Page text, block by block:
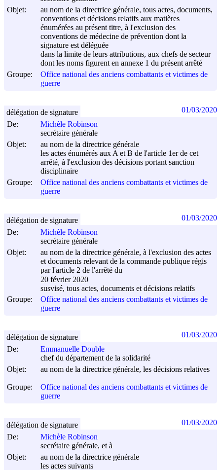
Objet:
au nom de la directrice générale, tous actes, documents,
conventions et décisions relatifs aux matières
énumérées au présent titre, à l'exclusion des
conventions de médecine de prévention dont la
signature est déléguée
dans la limite de leurs attributions, aux chefs de secteur
dont les noms figurent en annexe 1 du présent arrêté
Groupe:
Office national des anciens combattants et victimes de
guerre
De:
Michèle Robinson
secrétaire générale
Objet:
au nom de la directrice générale
les actes énumérés aux A et B de l'article 1er de cet
arrêté, à l'exclusion des décisions portant sanction
disciplinaire
Groupe:
Office national des anciens combattants et victimes de
guerre
délégation de signature 01/03/2020
De:
Michèle Robinson
secrétaire générale
Objet:
au nom de la directrice générale, à l'exclusion des actes
et documents relevant de la commande publique régis
par l'article 2 de l'arrêté du
20 février 2020
susvisé, tous actes, documents et décisions relatifs
Groupe:
Office national des anciens combattants et victimes de
guerre
délégation de signature 01/03/2020
De:
Emmanuelle Double
chef du département de la solidarité
Objet:
au nom de la directrice générale, les décisions relatives
Groupe:
Office national des anciens combattants et victimes de
guerre
délégation de signature 01/03/2020
De:
Michèle Robinson
secrétaire générale, et à
Objet:
au nom de la directrice générale
les actes suivants
délégation de signature 01/03/2020